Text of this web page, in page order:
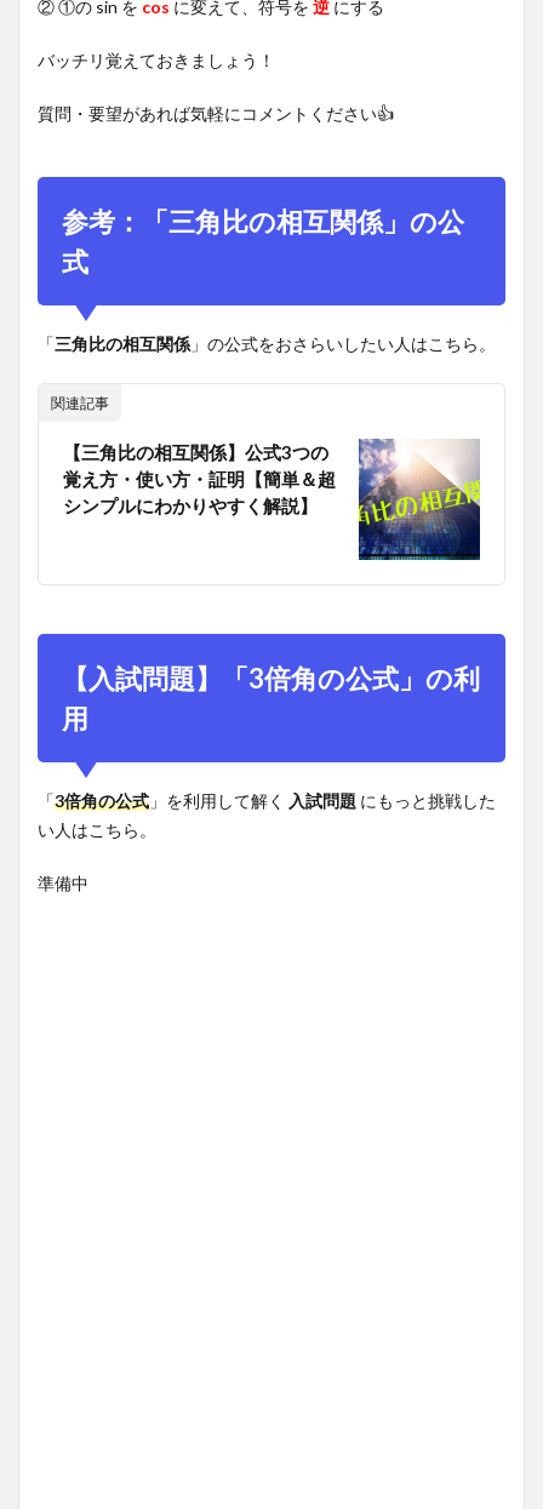
② ①の sin を cos に変えて、符号を 逆 にする
バッチリ覚えておきましょう！
質問・要望があれば気軽にコメントください👍
参考：「三角比の相互関係」の公
式
「三角比の相互関係 」の公式をおさらいしたい人はこちら。
関連記事
【三角比の相互関係】公式3つの
覚え方・使い方・証明【簡単＆超
シンプルにわかりやすく解説】
【入試問題】「3倍角の公式」の利
用
「3倍角の公式 」を利用して解く 入試問題 にもっと挑戦した
い人はこちら。
準備中